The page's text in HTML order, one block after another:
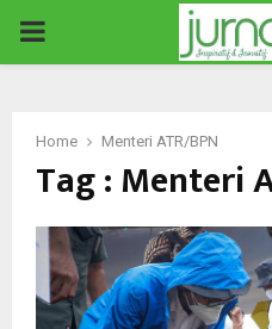
PRIMARY
Home Menteri ATR/BPN
Tag : Menteri